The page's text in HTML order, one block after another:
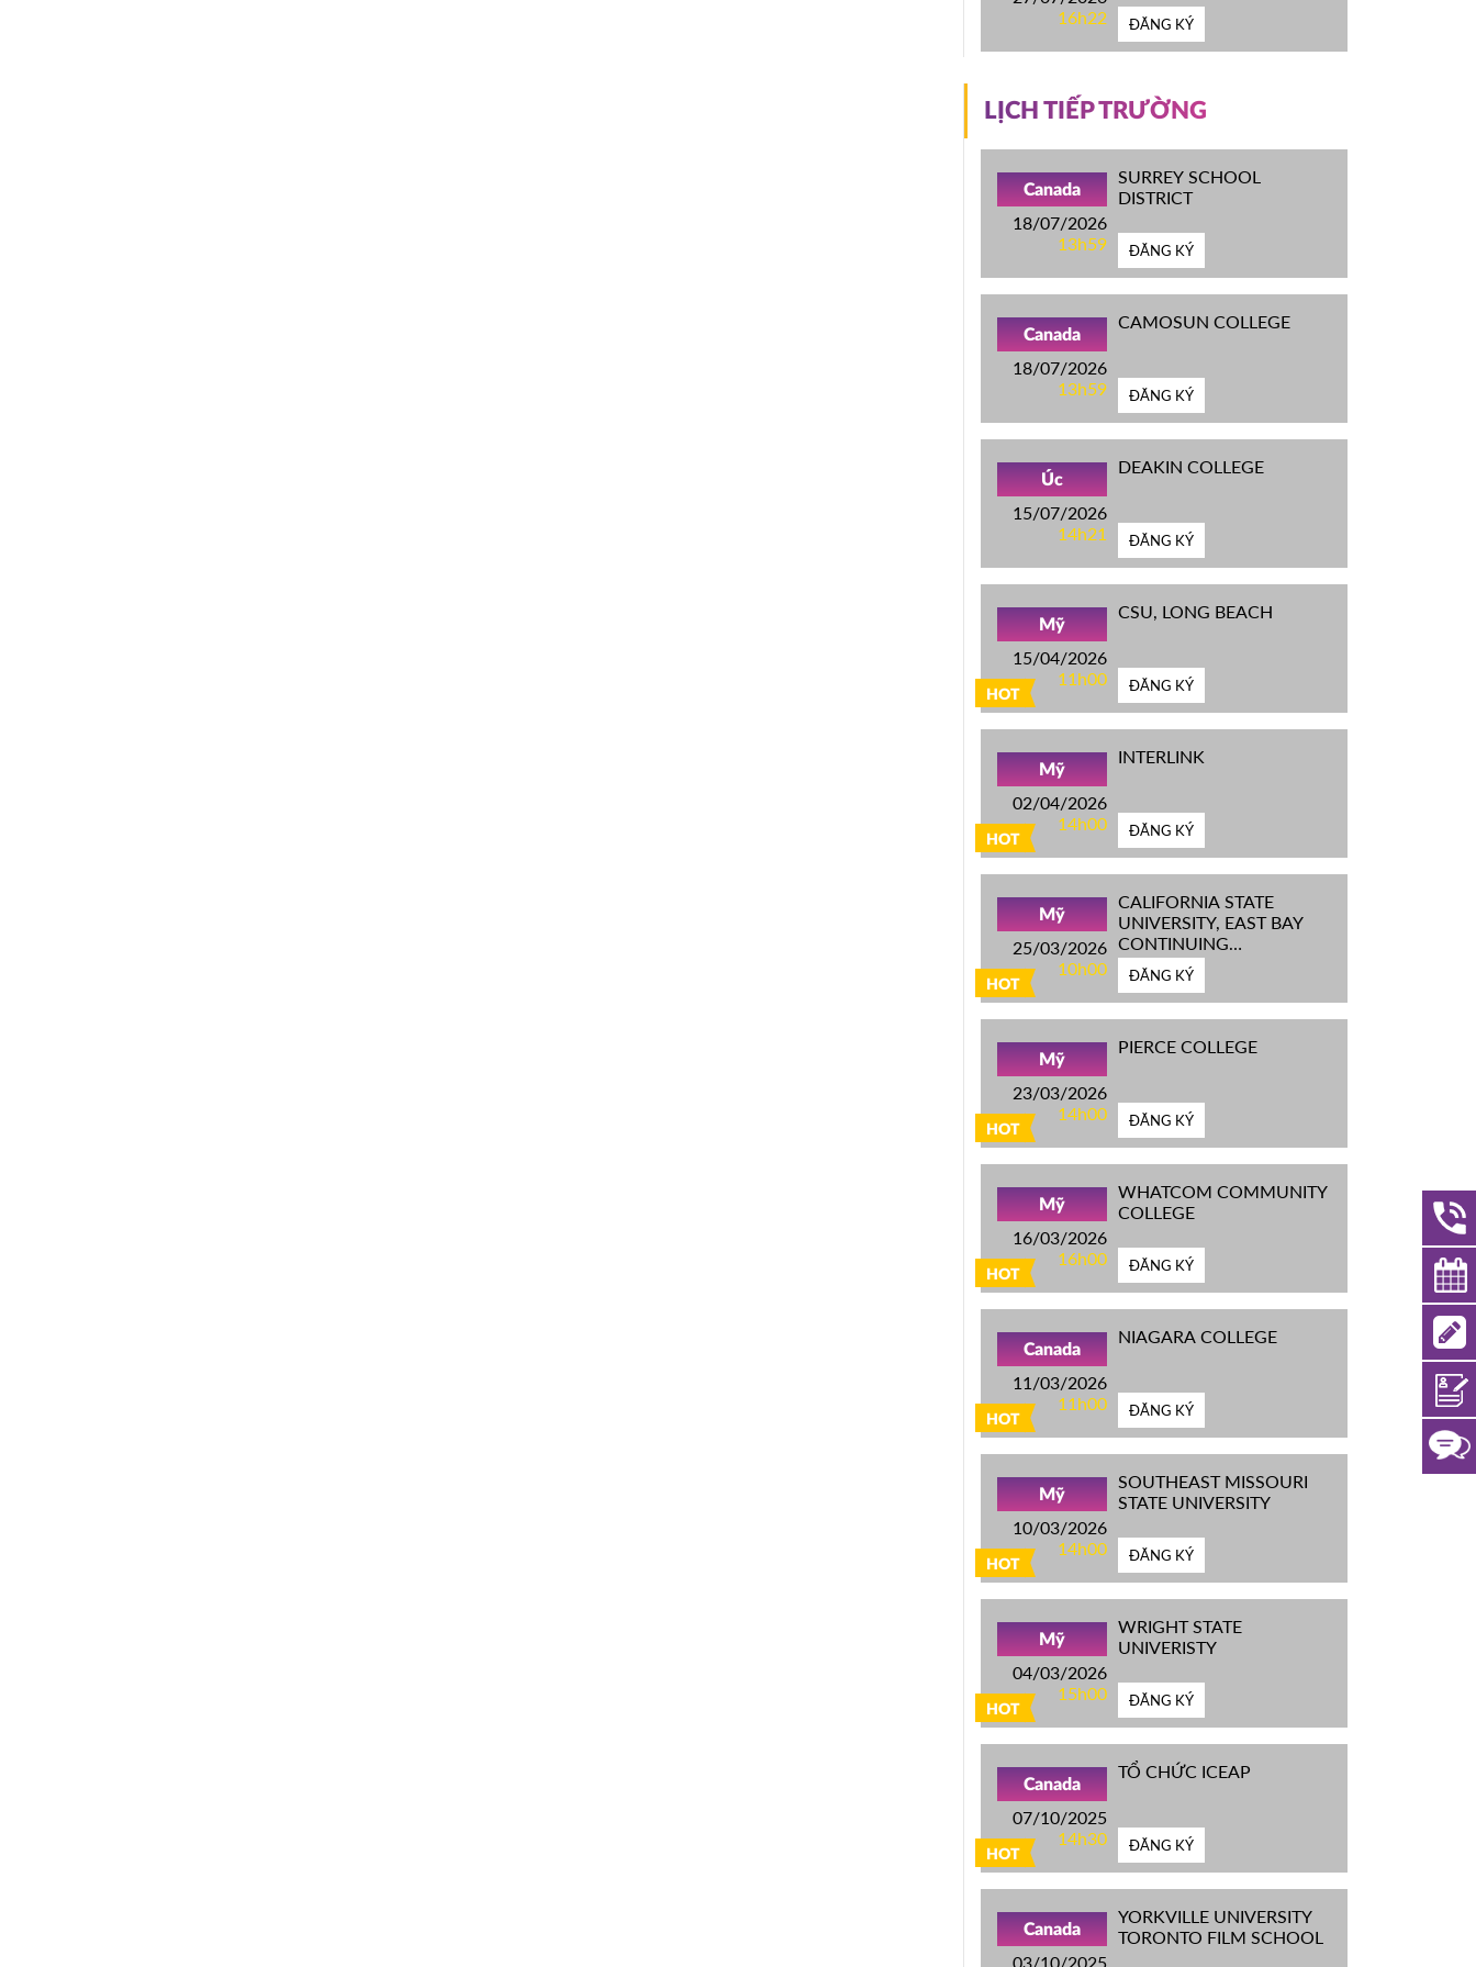
16h22
ĐĂNG KÝ
LỊCH TIẾP TRƯỜNG
Canada
18/07/2026
13h59
SURREY SCHOOL
DISTRICT
ĐĂNG KÝ
Canada
18/07/2026
13h59
CAMOSUN COLLEGE
ĐĂNG KÝ
Úc
15/07/2026
14h21
DEAKIN COLLEGE
ĐĂNG KÝ
HOT
Mỹ
15/04/2026
11h00
CSU, LONG BEACH
ĐĂNG KÝ
HOT
Mỹ
02/04/2026
14h00
INTERLINK
ĐĂNG KÝ
HOT
Mỹ
25/03/2026
10h00
CALIFORNIA STATE
UNIVERSITY, EAST BAY
CONTINUING
EDUCATION
ĐĂNG KÝ
HOT
Mỹ
23/03/2026
14h00
PIERCE COLLEGE
ĐĂNG KÝ
HOT
Mỹ
16/03/2026
16h00
WHATCOM COMMUNITY
COLLEGE
ĐĂNG KÝ
HOT
Canada
11/03/2026
11h00
NIAGARA COLLEGE
ĐĂNG KÝ
HOT
Mỹ
10/03/2026
14h00
SOUTHEAST MISSOURI
STATE UNIVERSITY
ĐĂNG KÝ
HOT
Mỹ
04/03/2026
15h00
WRIGHT STATE
UNIVERISTY
ĐĂNG KÝ
HOT
Canada
07/10/2025
14h30
TỔ CHỨC ICEAP
ĐĂNG KÝ
Canada
03/10/2025
YORKVILLE UNIVERSITY
TORONTO FILM SCHOOL